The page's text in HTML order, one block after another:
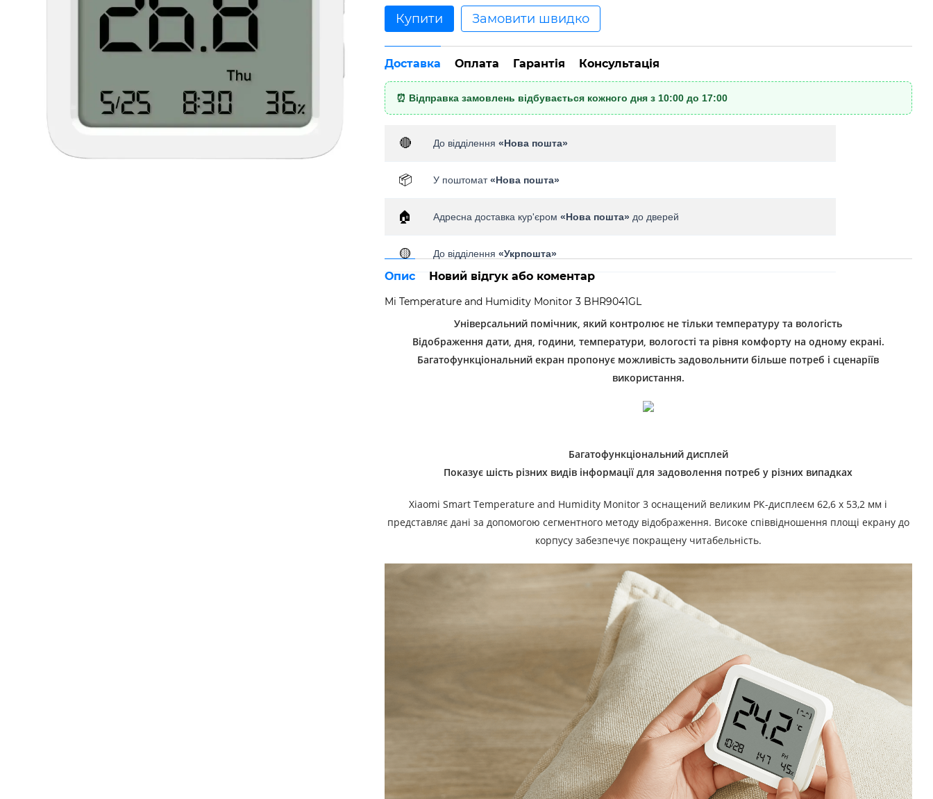
Купити Замовити швидко
Доставка Оплата Гарантія Консультація
⏰ Відправка замовлень відбувається кожного дня з 10:00 до 17:00
🔴 До відділення «Нова пошта»
📦 У поштомат«Нова пошта»
🏠 Адресна доставка кур'єром «Нова пошта»до дверей
🟡 До відділення «Укрпошта»
Опис Новий відгук або коментар
Mi Temperature and Humidity Monitor 3 BHR9041GL
Універсальний помічник, який контролює не тільки температуру та вологість
Відображення дати, дня, години, температури, вологості та рівня комфорту на одному екрані.
Багатофункціональний екран пропонує можливість задовольнити більше потреб і сценаріїв
використання.
Багатофункціональний дисплей
Показує шість різних видів інформації для задоволення потреб у різних випадках
Xiaomi Smart Temperature and Humidity Monitor 3 оснащений великим РК-дисплеєм 62,6 x 53,2 мм і
представляє дані за допомогою сегментного методу відображення. Високе співвідношення площі екрану до
корпусу забезпечує покращену читабельність.